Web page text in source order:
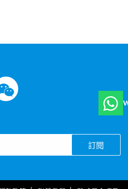
訂閱